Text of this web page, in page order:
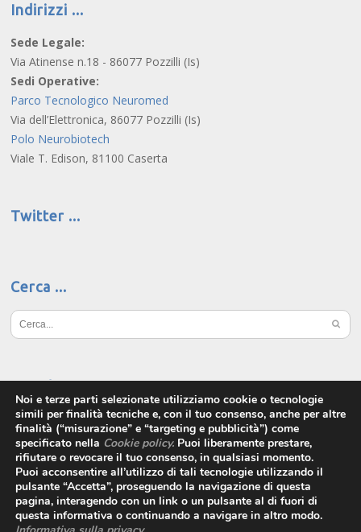
Indirizzi
Sede Legale:
Via Atinense n.18 - 86077 Pozzilli (Is)
Sedi Operative:
Parco Tecnologico Neuromed
Via dell’Elettronica, 86077 Pozzilli (Is)
Polo Neurobiotech
Viale T. Edison, 81100 Caserta
Twitter
Cerca
Social
Noi e terze parti selezionate utilizziamo cookie o tecnologie
simili per finalità tecniche e, con il tuo consenso, anche per altre
finalità (“misurazione” e “targeting e pubblicità”) come
specificato nella Cookie policy. Puoi liberamente prestare,
rifiutare o revocare il tuo consenso, in qualsiasi momento.
Puoi acconsentire all’utilizzo di tali tecnologie utilizzando il
pulsante “Accetta”, proseguendo la navigazione di questa
pagina, interagendo con un link o un pulsante al di fuori di
questa informativa o continuando a navigare in altro modo.